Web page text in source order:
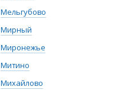
Мельгубово
Мирный
Миронежье
Митино
Михайлово